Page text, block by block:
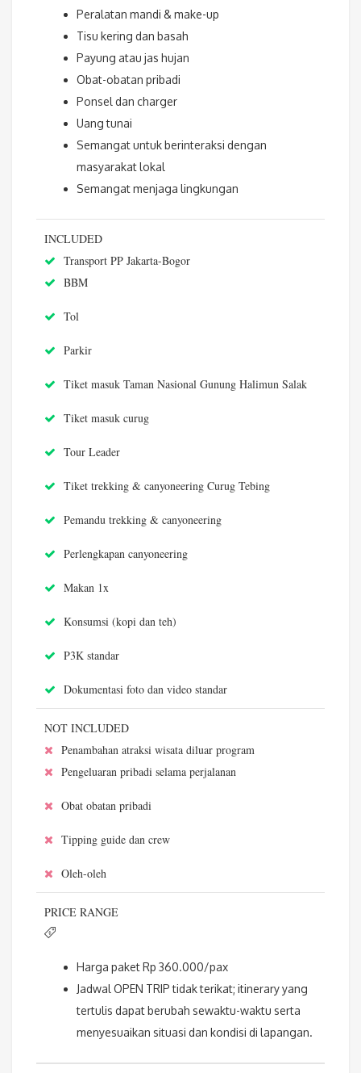
Peralatan mandi & make-up
Tisu kering dan basah
Payung atau jas hujan
Obat-obatan pribadi
Ponsel dan charger
Uang tunai
Semangat untuk berinteraksi dengan
masyarakat lokal
Semangat menjaga lingkungan
INCLUDED
Transport PP Jakarta-Bogor
BBM
Tol
Parkir
Tiket masuk Taman Nasional Gunung Halimun Salak
Tiket masuk curug
Tour Leader
Tiket trekking & canyoneering Curug Tebing
Pemandu trekking & canyoneering
Perlengkapan canyoneering
Makan 1x
Konsumsi (kopi dan teh)
P3K standar
Dokumentasi foto dan video standar
NOT INCLUDED
Penambahan atraksi wisata diluar program
Pengeluaran pribadi selama perjalanan
Obat obatan pribadi
Tipping guide dan crew
Oleh-oleh
PRICE RANGE
Harga paket Rp 360.000/pax
Jadwal OPEN TRIP tidak terikat; itinerary yang
tertulis dapat berubah sewaktu-waktu serta
menyesuaikan situasi dan kondisi di lapangan.